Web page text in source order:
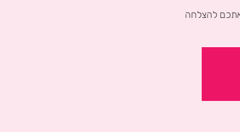
להצלחה